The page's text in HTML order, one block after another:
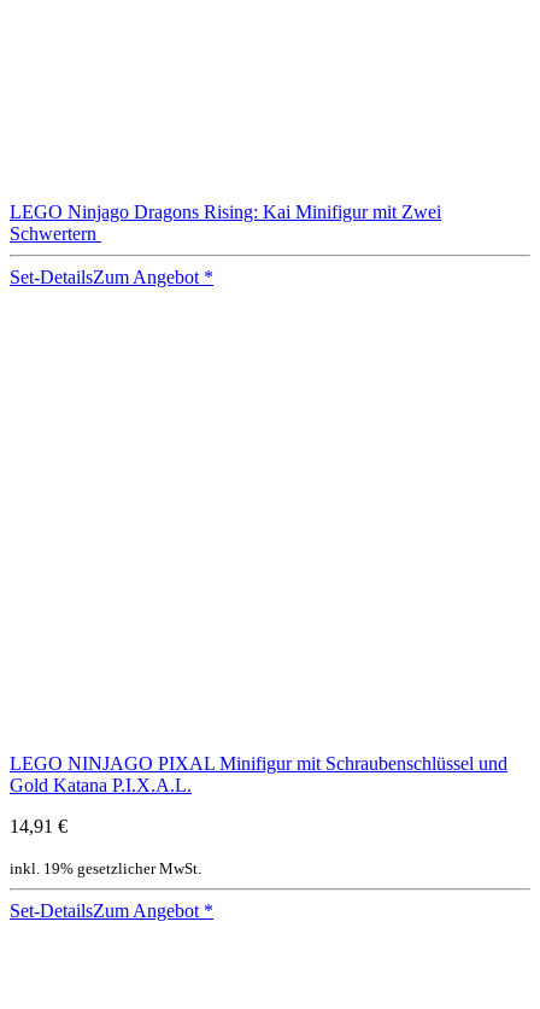
LEGO Ninjago Dragons Rising: Kai Minifigur mit Zwei
Schwertern
Set-DetailsZum Angebot *
LEGO NINJAGO PIXAL Minifigur mit Schraubenschlüssel und
Gold Katana P.I.X.A.L.
14,91 €
inkl. 19% gesetzlicher MwSt.
Set-DetailsZum Angebot *